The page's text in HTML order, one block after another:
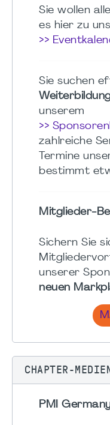
Sie wollen
es hier zu
>>
Sie suchen
unserem
>>
zahlreiche
Termine
bestimmt
Mitglieder-
Sichern Sie
unserer
neuen
CHAPTER-
PMI